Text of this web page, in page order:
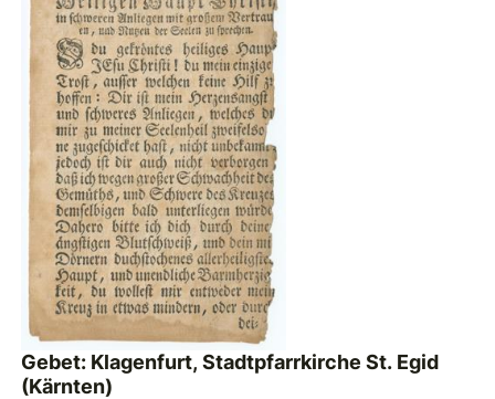
Gebet: Klagenfurt, Stadtpfarrkirche St. Egid
(Kärnten)